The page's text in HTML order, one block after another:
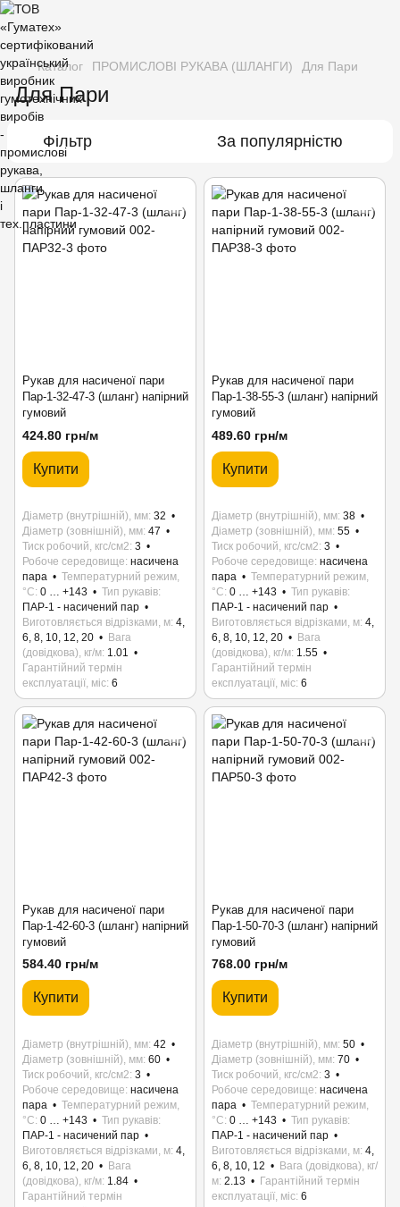
Каталог ПРОМИСЛОВІ РУКАВА (ШЛАНГИ) Для Пари
Для Пари
Фільтр За популярністю
Рукав для насиченої пари
Пар-1-32-47-3 (шланг) напірний
гумовий
424.80 грн/м
Купити
Діаметр (внутрішній), мм 32
Діаметр (зовнішній), мм 47
Тиск робочий, кгс/см2 3
Робоче середовище насичена
пара
Температурний режим,
°C 0 … +143
Тип рукавів
ПАР-1 - насичений пар
Виготовляється відрізками, м 4,
6, 8, 10, 12, 20
Вага
(довідкова), кг/м 1.01
Гарантійний термін
експлуатації, міс 6
Рукав для насиченої пари
Пар-1-38-55-3 (шланг) напірний
гумовий
489.60 грн/м
Купити
Діаметр (внутрішній), мм 38
Діаметр (зовнішній), мм 55
Тиск робочий, кгс/см2 3
Робоче середовище насичена
пара
Температурний режим,
°C 0 … +143
Тип рукавів
ПАР-1 - насичений пар
Виготовляється відрізками, м 4,
6, 8, 10, 12, 20
Вага
(довідкова), кг/м 1.55
Гарантійний термін
експлуатації, міс 6
Рукав для насиченої пари
Пар-1-42-60-3 (шланг) напірний
гумовий
584.40 грн/м
Купити
Діаметр (внутрішній), мм 42
Діаметр (зовнішній), мм 60
Тиск робочий, кгс/см2 3
Робоче середовище насичена
пара
Температурний режим,
°C 0 … +143
Тип рукавів
ПАР-1 - насичений пар
Виготовляється відрізками, м 4,
6, 8, 10, 12, 20
Вага
(довідкова), кг/м 1.84
Гарантійний термін
Рукав для насиченої пари
Пар-1-50-70-3 (шланг) напірний
гумовий
768.00 грн/м
Купити
Діаметр (внутрішній), мм 50
Діаметр (зовнішній), мм 70
Тиск робочий, кгс/см2 3
Робоче середовище насичена
пара
Температурний режим,
°C 0 … +143
Тип рукавів
ПАР-1 - насичений пар
Виготовляється відрізками, м 4,
6, 8, 10, 12
Вага (довідкова), кг/
м 2.13
Гарантійний термін
експлуатації, міс 6